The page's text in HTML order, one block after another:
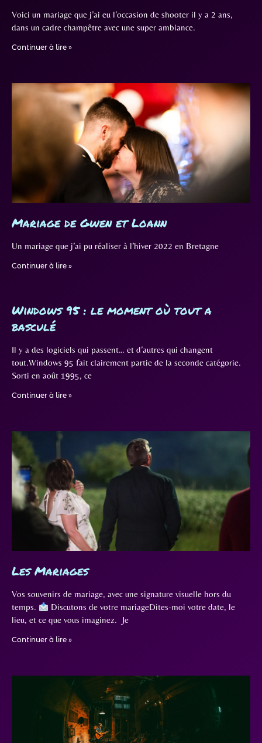
Voici un mariage que j’ai eu l’occasion de shooter il y a 2 ans,
dans un cadre champêtre avec une super ambiance.
Continuer à lire »
Mariage de Gwen et Loann
Un mariage que j’ai pu réaliser à l’hiver 2022 en Bretagne
Continuer à lire »
Windows 95 : le moment où tout a
basculé
Il y a des logiciels qui passent… et d’autres qui changent
tout.Windows 95 fait clairement partie de la seconde catégorie.
Sorti en août 1995, ce
Continuer à lire »
Les Mariages
Vos souvenirs de mariage, avec une signature visuelle hors du
temps.
Discutons de votre mariageDites-moi votre date, le
lieu, et ce que vous imaginez. Je
Continuer à lire »